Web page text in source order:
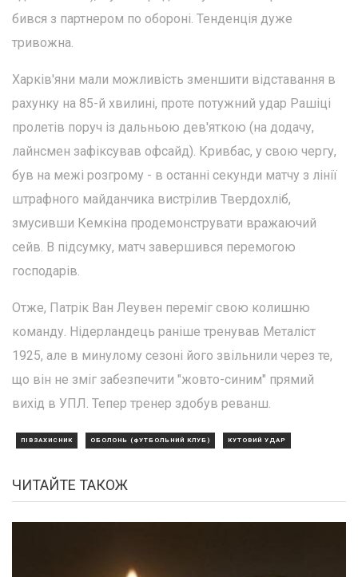
бився з партнером по обороні. Тенденція дуже
тривожна.
Харків'яни мали можливість зменшити відставання в
рахунку на 85-й хвилині, проте потужний удар Рашіці
пролетів поруч із дальньою дев'яткою (на додачу,
лайнсмен зафіксував офсайд). Кривбас, у свою чергу,
був на межі розгрому - в останні секунди матчу з лінії
штрафного майданчика вистрілив Твердохліб,
змусивши Кемкіна продемонструвати вражаючий
сейв. В підсумку, матч завершився перемогою
господарів.
Отже, Патрік Ван Леувен переміг свою колишню
команду. Нідерландець раніше тренував Металіст
1925, але в минулому сезоні його звільнили через те,
що він не зміг забезпечити "жовто-синим" прямий
вихід в УПЛ. Тепер тренер здобув реванш.
ПІВЗАХИСНИК ОБОЛОНЬ (ФУТБОЛЬНИЙ КЛУБ) КУТОВИЙ УДАР
ЧИТАЙТЕ ТАКОЖ